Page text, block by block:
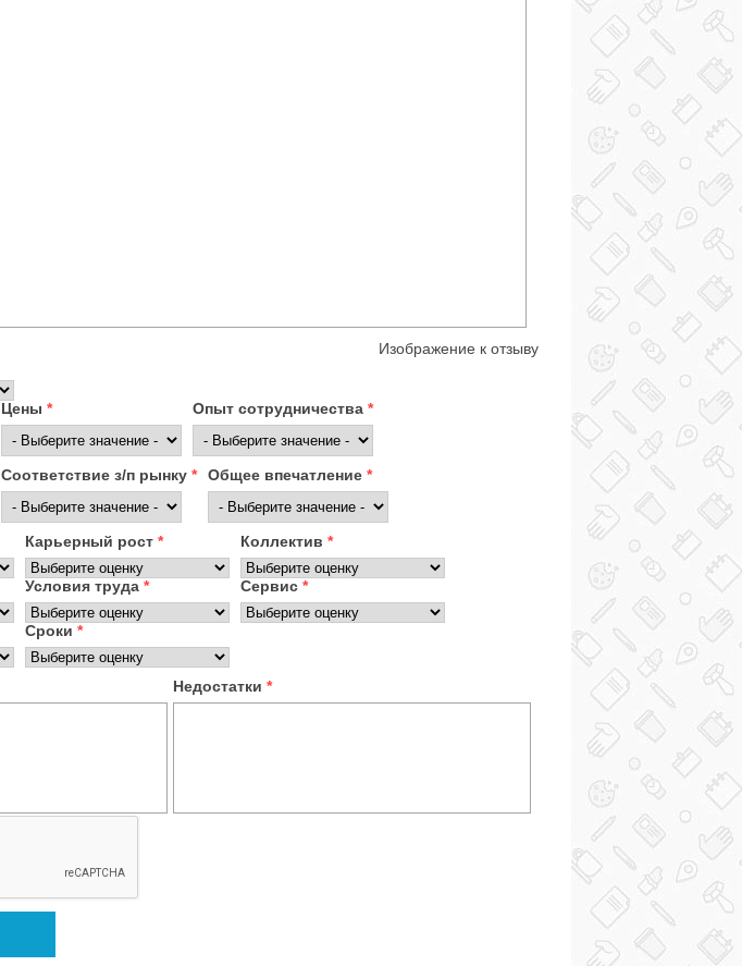
Изображение к отзыву
Цены * Опыт сотрудничества *
Соответствие з/п рынку * Общее впечатление *
Карьерный рост * Коллектив *
Условия труда * Сервис *
Сроки *
Недостатки *